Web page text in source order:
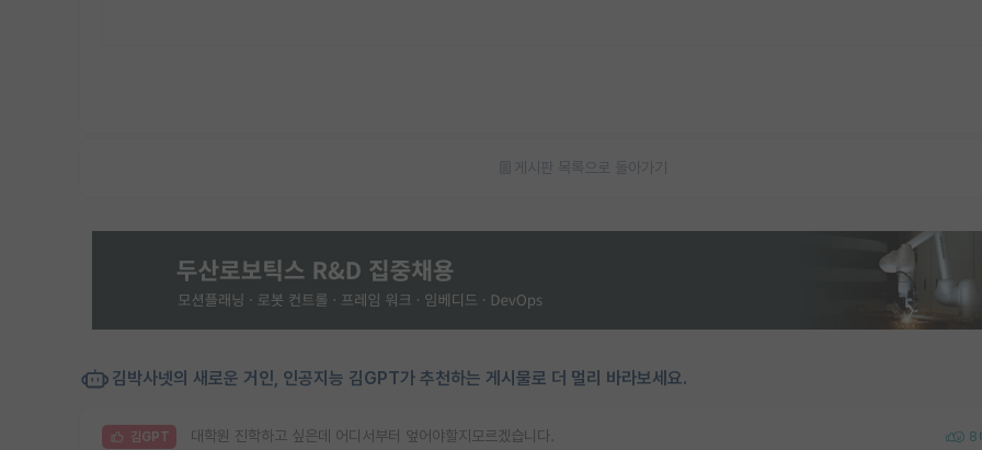
게시판 목록으로 돌아가기
김박사넷의 새로운 거인, 인공지능 김GPT가 추천하는 게시물로 더 멀리 바라보세요.
김GPT 대학원 진학하고 싶은데 어디서부터 엎어야할지모르겠습니다. 8